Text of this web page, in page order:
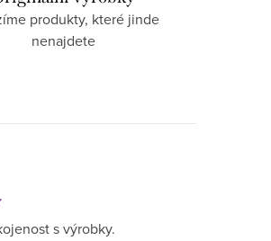
produkty, které jinde
nenajdete
s výrobky.